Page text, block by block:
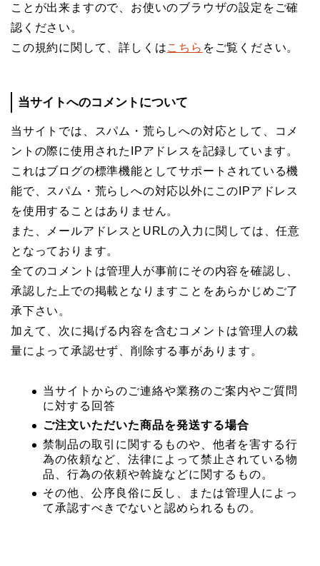
ことが出来ますので、お使いのブラウザの設定をご確
認ください。
この規約に関して、詳しくはこちら をご覧ください。
当サイトへのコメントについて
当サイトでは、スパム・荒らしへの対応として、コメ
ントの際に使用されたIPアドレスを記録しています。
これはブログの標準機能としてサポートされている機
能で、スパム・荒らしへの対応以外にこのIPアドレス
を使用することはありません。
また、メールアドレスとURLの入力に関しては、任意
となっております。
全てのコメントは管理人が事前にその内容を確認し、
承認した上での掲載となりますことをあらかじめご了
承下さい。
加えて、次に掲げる内容を含むコメントは管理人の裁
量によって承認せず、削除する事があります。
当サイトからのご連絡や業務のご案内やご質問
に対する回答
ご注文いただいた商品を発送する場合
禁制品の取引に関するものや、他者を害する行
為の依頼など、法律によって禁止されている物
品、行為の依頼や斡旋などに関するもの。
その他、公序良俗に反し、または管理人によっ
て承認すべきでないと認められるもの。